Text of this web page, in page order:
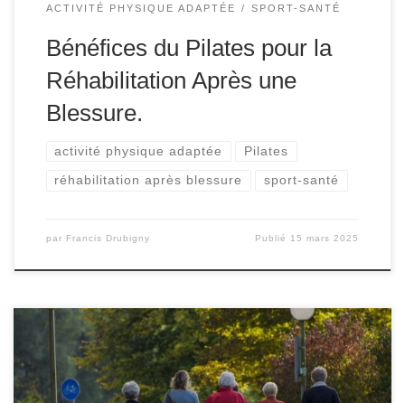
ACTIVITÉ PHYSIQUE ADAPTÉE SPORT-SANTÉ
Bénéfices du Pilates pour la
Réhabilitation Après une
Blessure.
activité physique adaptée Pilates
réhabilitation après blessure sport-santé
par Francis Drubigny Publié 15 mars 2025
Qu’est-ce que la marche nordique peut vous apporter ?
Que vous souhaitiez perdre quelques kilos, améliorer